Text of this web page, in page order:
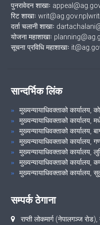
पुनरावेदन शाखाः
रिट शाखाः
दर्ता चलानी शाखाः
योजना महाशाखाः
सूचना प्रविधि महाशाखाः
सान्दर्भिक लिंक
मुख्यन्यायाधिवक्ताको कार्यालय,
मुख्यन्यायाधिवक्ताको कार्यालय,
मुख्यन्यायाधिवक्ताको कार्यालय,
मुख्यन्यायाधिवक्ताको कार्यालय,
मुख्यन्यायाधिवक्ताको कार्यालय,
मुख्यन्यायाधिवक्ताको कार्यालय,
मुख्यन्यायाधिवक्ताको कार्यालय,
सम्पर्क ठेगाना
राप्ती लोकमार्ग (नेपालगञ्ज